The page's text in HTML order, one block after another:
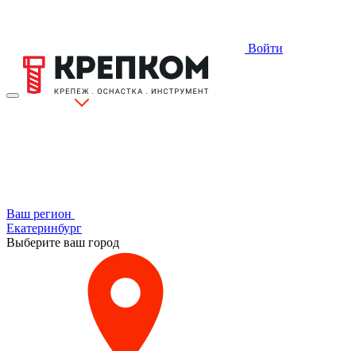
Войти
Ваш регион
Екатеринбург
Выберите ваш город